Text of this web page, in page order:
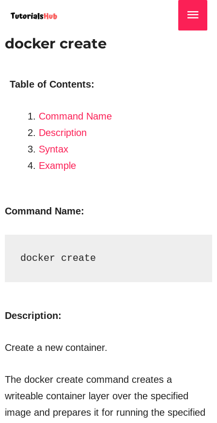
docker create
Table of Contents:
Command Name
Description
Syntax
Example
Command Name:
docker create
Description:
Create a new container.
The docker create command creates a
writeable container layer over the specified
image and prepares it for running the specified